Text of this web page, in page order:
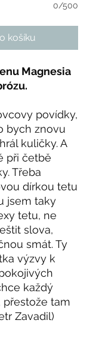
0/500
košíku
Magnesia
povídky,
bych znovu
kuličky. A
při četbě
Třeba
dírkou tetu
jsem taky
tetu, ne
slova,
smát. Ty
výzvy k
každý
přestože tam
Zavadil)